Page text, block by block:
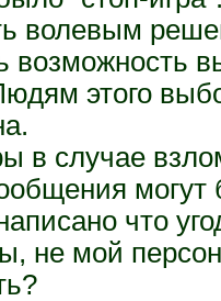
волевым
возможность
этого
в случае
что
не мой